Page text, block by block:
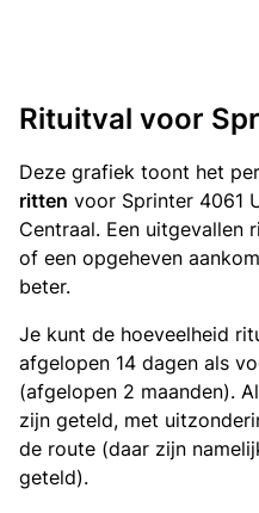
Rituitval voor
Deze grafiek toont het
ritten voor Sprinter 4061
Centraal. Een uitgevallen
of een opgeheven
beter.
Je kunt de hoeveelheid
afgelopen 14 dagen als
(afgelopen 2 maanden).
zijn geteld, met
de route (daar zijn
geteld).